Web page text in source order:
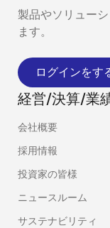
製品やソリュー
ます。
ログインをす
経営/決算/業
会社概要
採用情報
投資家の皆様
ニュースルーム
サステナビリティ